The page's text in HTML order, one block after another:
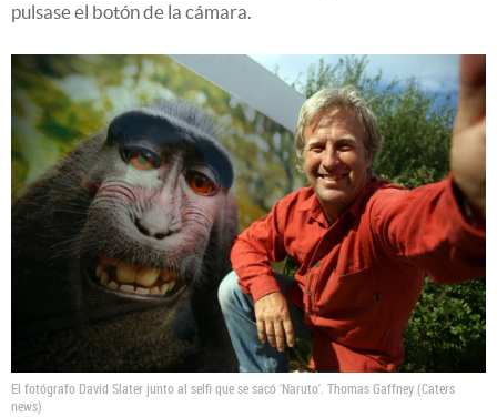
pulsase el botón de la cámara.
El fotógrafo David Slater junto al selfi que se sacó 'Naruto'. Thomas Gaffney (Caters
news)